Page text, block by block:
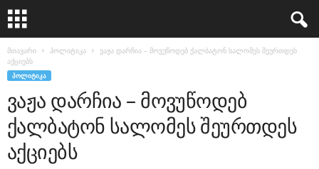
მთავარი პოლიტიკა
ვაჟა დარჩია – მოვუწოდებ ქალბატონ სალომეს შეურთდეს
აქციებს
ᲞᲝᲚᲘᲢᲘᲙᲐ
ვაჟა დარჩია – მოვუწოდებ
ქალბატონ სალომეს შეურთდეს
აქციებს